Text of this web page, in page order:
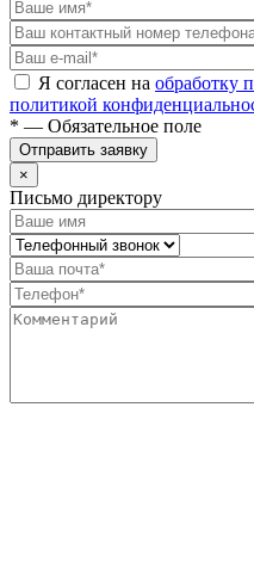
Я согласен на обработку
политикой
* — Обязательное поле
Отправить заявку
×
Письмо директору